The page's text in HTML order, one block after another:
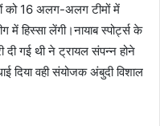
को 16 अलग-अलग टीमों में
में हिस्सा लेंगी।नायाब स्पोर्ट्स के
गई थी ने ट्रायल संपन्न होने
दिया वही संयोजक अंबुदी विशाल